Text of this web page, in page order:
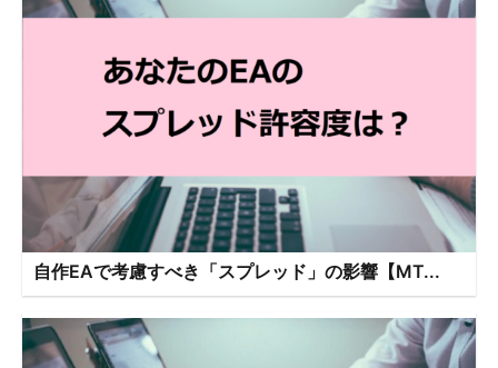
自作EAで考慮すべき「スプレッド」の影響【MT...